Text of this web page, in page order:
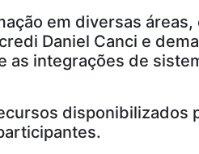
em diversas
Daniel Canci e
integrações de
disponibilizados